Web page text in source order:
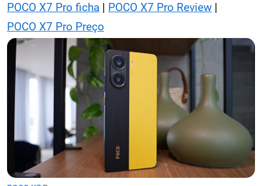
POCO X7 Pro ficha | POCO X7 Pro Review |
POCO X7 Pro Preço